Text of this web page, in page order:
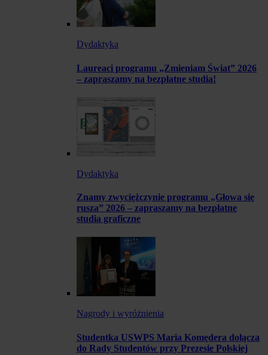
Dydaktyka
Laureaci programu „Zmieniam Świat” 2026
– zapraszamy na bezpłatne studia!
Dydaktyka
Znamy zwyciężczynie programu „Głowa się
rusza” 2026 – zapraszamy na bezpłatne
studia graficzne
Nagrody i wyróżnienia
Studentka USWPS Maria Komędera dołącza
do Rady Studentów przy Prezesie Polskiej